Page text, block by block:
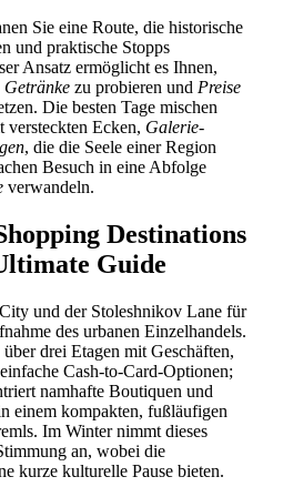
Sie eine Route, die historische
und praktische Stopps
Ansatz ermöglicht es Ihnen,
Getränke zu probieren und Preise
Die besten Tage mischen
versteckten Ecken, Galerie-
, die die Seele einer Region
Besuch in eine Abfolge
verwandeln.
Destinations
Guide
und der Stoleshnikov Lane für
des urbanen Einzelhandels.
drei Etagen mit Geschäften,
Cash-to-Card-Optionen;
namhafte Boutiquen und
einem kompakten, fußläufigen
Im Winter nimmt dieses
an, wobei die
kurze kulturelle Pause bieten.